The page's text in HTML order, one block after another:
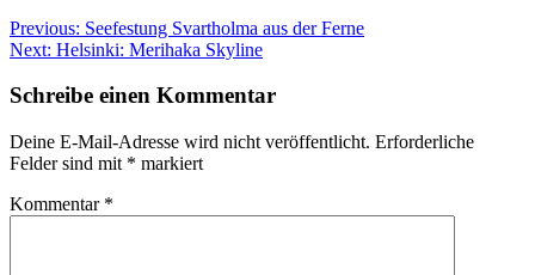
Previous: Seefestung Svartholma aus der Ferne
Next: Helsinki: Merihaka Skyline
Schreibe einen Kommentar
Deine E-Mail-Adresse wird nicht veröffentlicht. Erforderliche
Felder sind mit * markiert
Kommentar *